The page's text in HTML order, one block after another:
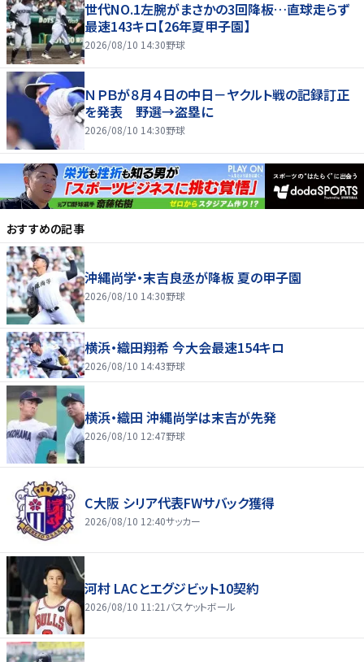
世代NO.1左腕がまさかの3回降板…直球走らず
最速143キロ【26年夏甲子園】
2026/08/10 14:30野球
ＮＰＢが８月４日の中日－ヤクルト戦の記録訂正
を発表 野選→盗塁に
2026/08/10 14:30野球
おすすめの記事
沖縄尚学・末吉良丞が降板 夏の甲子園
2026/08/10 14:30野球
横浜・織田翔希 今大会最速154キロ
2026/08/10 14:43野球
横浜・織田 沖縄尚学は末吉が先発
2026/08/10 12:47野球
C大阪 シリア代表FWサバック獲得
2026/08/10 12:40サッカー
河村 LACとエグジビット10契約
2026/08/10 11:21 バスケットボール